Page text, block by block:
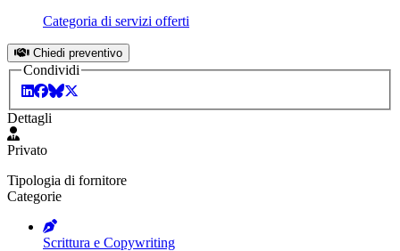
Categoria di servizi offerti
Chiedi preventivo
Condividi
Dettagli
Privato
Tipologia di fornitore
Categorie
Scrittura e Copywriting